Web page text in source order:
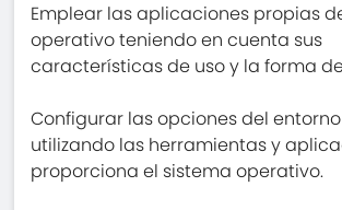
Emplear las aplicaciones propias
operativo teniendo en cuenta sus
características de uso y la forma
Configurar las opciones del
utilizando las herramientas y
proporciona el sistema operativo.